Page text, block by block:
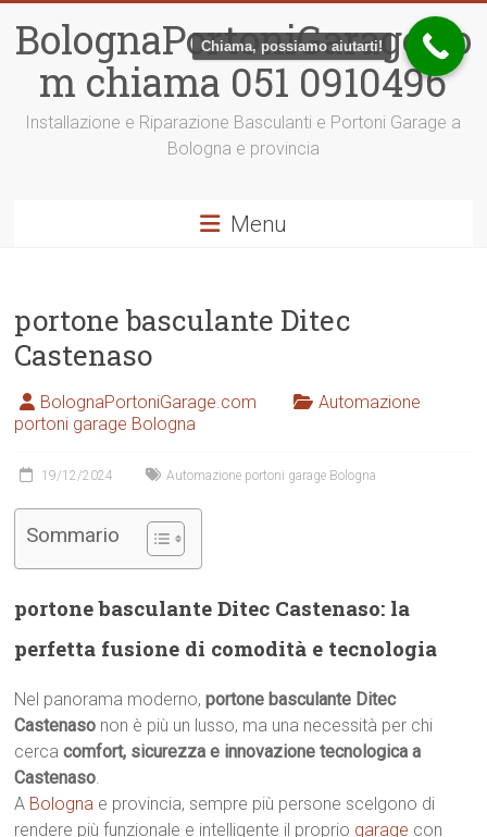
contenuto
BolognaPortoniGarage.co
m chiama 051 0910496
Installazione e Riparazione Basculanti e Portoni Garage a
Bologna e provincia
Menu
portone basculante Ditec
Castenaso
BolognaPortoniGarage.com
Automazione
portoni garage Bologna
19/12/2024 Automazione portoni garage Bologna
Sommario
portone basculante Ditec Castenaso: la
perfetta fusione di comodità e tecnologia
Nel panorama moderno,portone basculante Ditec
Castenaso non è più un lusso, ma una necessità per chi
cercacomfort, sicurezza e innovazione tecnologica a
Castenaso.
A Bologna e provincia, sempre più persone scelgono di
rendere più funzionale e intelligente il proprio garage con
Chiama, possiamo aiutarti!